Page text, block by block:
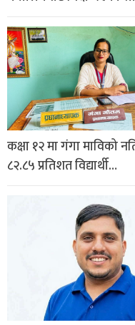
कक्षा १२ मा गंगा माविको
८२.८५ प्रतिशत विद्यार्थी…